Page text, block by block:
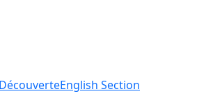
DécouverteEnglish Section